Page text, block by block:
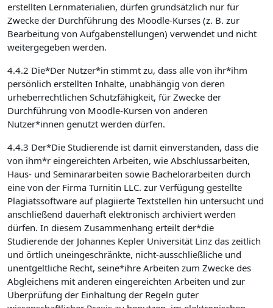
erstellten Lernmaterialien, dürfen grundsätzlich nur für
Zwecke der Durchführung des Moodle-Kurses (z. B. zur
Bearbeitung von Aufgabenstellungen) verwendet und nicht
weitergegeben werden.
4.4.2 Die*Der Nutzer*in stimmt zu, dass alle von ihr*ihm
persönlich erstellten Inhalte, unabhängig von deren
urheberrechtlichen Schutzfähigkeit, für Zwecke der
Durchführung von Moodle-Kursen von anderen
Nutzer*innen genutzt werden dürfen.
4.4.3 Der*Die Studierende ist damit einverstanden, dass die
von ihm*r eingereichten Arbeiten, wie Abschlussarbeiten,
Haus- und Seminararbeiten sowie Bachelorarbeiten durch
eine von der Firma Turnitin LLC. zur Verfügung gestellte
Plagiatssoftware auf plagiierte Textstellen hin untersucht und
anschließend dauerhaft elektronisch archiviert werden
dürfen. In diesem Zusammenhang erteilt der*die
Studierende der Johannes Kepler Universität Linz das zeitlich
und örtlich uneingeschränkte, nicht-ausschließliche und
unentgeltliche Recht, seine*ihre Arbeiten zum Zwecke des
Abgleichens mit anderen eingereichten Arbeiten und zur
Überprüfung der Einhaltung der Regeln guter